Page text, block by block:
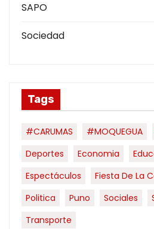
SAPO
Sociedad
Tags
#CARUMAS #MOQUEGUA
Deportes
Economia
Espectáculos
Fiesta De La
Politica
Puno Sociales
Transporte